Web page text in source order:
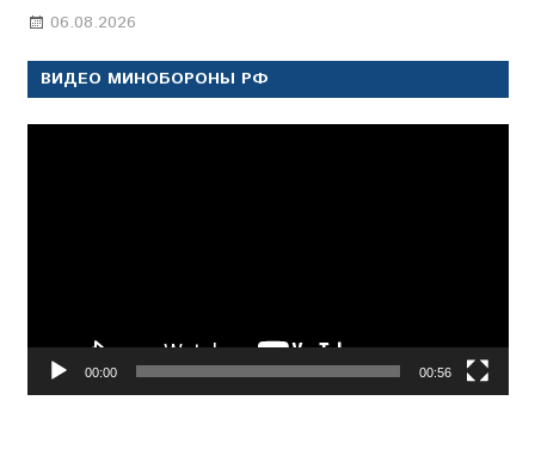
06.08.2026
ВИДЕО МИНОБОРОНЫ РФ
00:00 00:56